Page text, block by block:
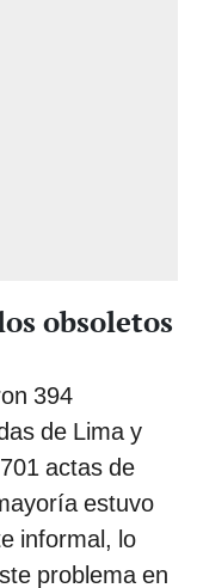
obsoletos
394
de Lima y
actas de
estuvo
informal, lo
problema en